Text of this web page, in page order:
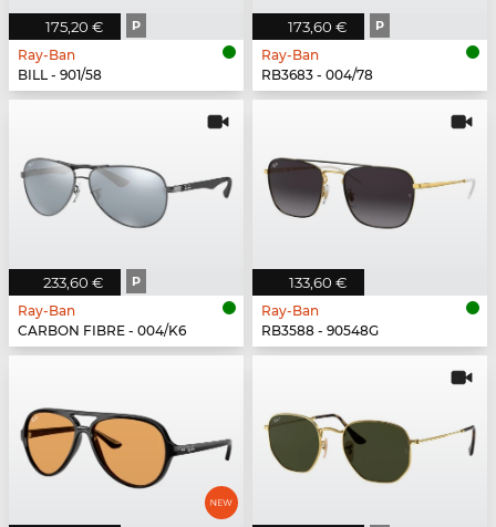
175,20 € P
Ray-Ban
BILL - 901/58
173,60 € P
Ray-Ban
RB3683 - 004/78
233,60 € P
Ray-Ban
CARBON FIBRE - 004/K6
133,60 €
Ray-Ban
RB3588 - 90548G